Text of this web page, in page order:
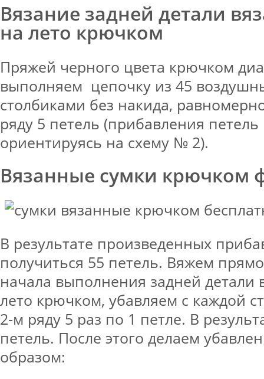
Вязание задней детали
на лето крючком
Пряжей черного цвета крючком
выполняем цепочку из 45
столбиками без накида,
ряду 5 петель (прибавления
ориентируясь на схему № 2).
Вязанные сумки крючком
В результате произведенных
получиться 55 петель. Вяжем
начала выполнения задней детали
лето крючком, убавляем с каждой
2-м ряду 5 раз по 1 петле. В
петель. После этого делаем
образом: